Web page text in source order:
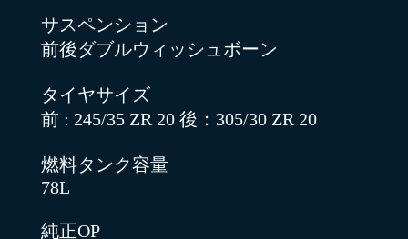
サスペンション
前後ダブルウィッシュボーン
タイヤサイズ
前 : 245/35 ZR 20 後：305/30 ZR 20
燃料タンク容量
78L
純正OP